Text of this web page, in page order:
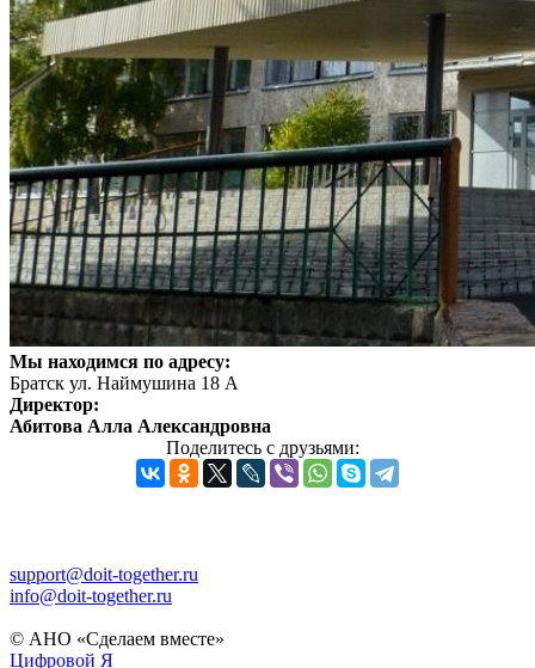
Мы находимся по адресу:
Братск ул. Наймушина 18 А
Директор:
Абитова Алла Александровна
Поделитесь с друзьями:
support@doit-together.ru
info@doit-together.ru
© АНО «Сделаем вместе»
Цифровой Я